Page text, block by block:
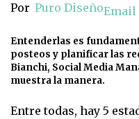
Por Puro DiseñoEmail
Entenderlas es
posteos y planificar las
Bianchi, Social Media
muestra la manera.
Entre todas, hay 5